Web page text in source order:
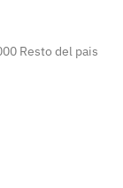
Resto del pais